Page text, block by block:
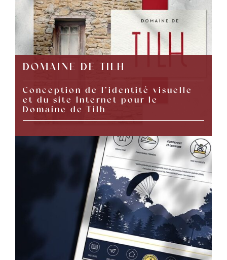
DOMAINE DE TILH
Conception de l’identité visuelle
et du site Internet pour le
Domaine de Tilh